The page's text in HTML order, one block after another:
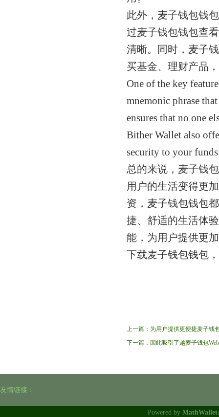
此外，麦子钱包钱
过麦子钱包钱包查
清晰。同时，麦子
买基金、理财产品
One of the key
mnemonic phrase
ensures that no one
Bither Wallet also
security to your
总的来说，麦子钱
用户的生活变得更
资，麦子钱包钱包
捷、舒适的生活体
能，为用户提供更
下载麦子钱包钱包
上一篇： 为用户提供更便捷麦子钱
下一篇： 因此吸引了越麦子钱包
友情链接：
Powered by